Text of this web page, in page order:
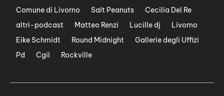
Comune di Livorno
Salt Peanuts
Cecilia Del Re
altri-podcast
Matteo Renzi Lucille dj
Livorno
Eike Schmidt
Round Midnight
Gallerie degli Uffizi
Pd
Cgil Rockville